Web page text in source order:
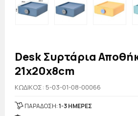
Desk Συρτάρια
21x20x8cm
KΩΔΙΚΟΣ: 5-03-01-08-00066
ΠΑΡΑΔΟΣΗ:1-3 ΗΜΕΡΕΣ